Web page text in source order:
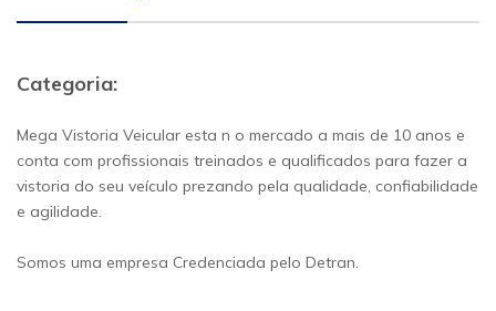
Categoria:
Mega Vistoria Veicular esta n o mercado a mais de 10 anos e
conta com profissionais treinados e qualificados para fazer a
vistoria do seu veículo prezando pela qualidade, confiabilidade
e agilidade.
Somos uma empresa Credenciada pelo Detran.